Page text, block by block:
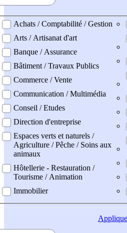
professionel
Achats / Comptabilité / Gestion
Arts / Artisanat d'art
Banque / Assurance
Bâtiment / Travaux Publics
Commerce / Vente
Communication / Multimédia
Conseil / Etudes
Direction d'entreprise
Espaces verts et naturels /
Agriculture / Pêche / Soins aux
animaux
Hôtellerie - Restauration /
Tourisme / Animation
Immobilier